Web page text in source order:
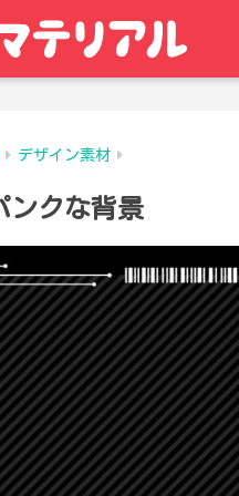
デザイン素材
ンクな背景